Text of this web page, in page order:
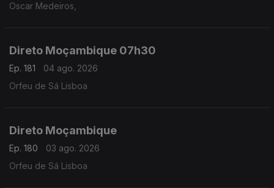
Oscar Medeiros,
Direto Moçambique 07h30
Ep. 181
04 ago. 2026
Orfeu de Sá Lisboa
Direto Moçambique
Ep. 180
03 ago. 2026
Orfeu de Sá Lisboa